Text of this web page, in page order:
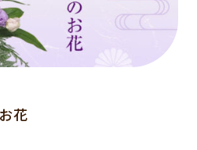
花